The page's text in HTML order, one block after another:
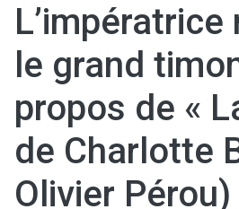
le grand
propos de «
de Charlotte
Olivier Pérou)